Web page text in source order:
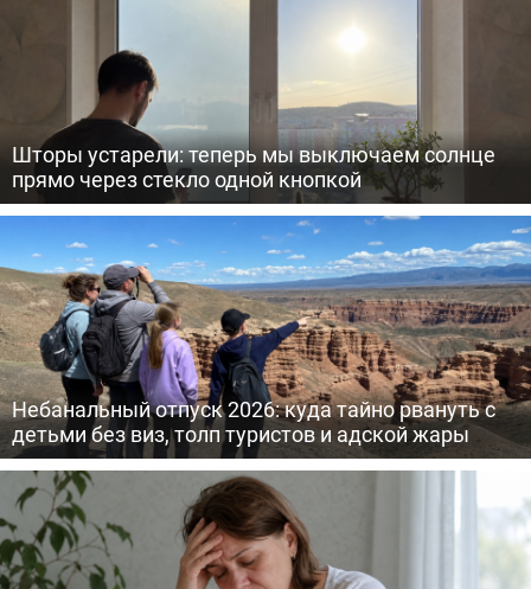
Шторы устарели: теперь мы выключаем солнце
прямо через стекло одной кнопкой
Небанальный отпуск 2026: куда тайно рвануть с
детьми без виз, толп туристов и адской жары